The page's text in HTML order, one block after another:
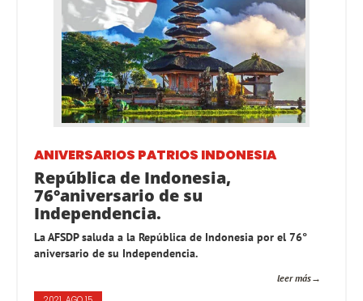
ANIVERSARIOS PATRIOS INDONESIA
República de Indonesia,
76°aniversario de su
Independencia.
La AFSDP saluda a la República de Indonesia por el 76°
aniversario de su Independencia.
leer más